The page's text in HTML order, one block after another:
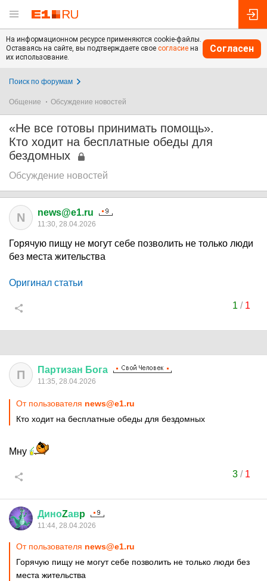
На информационном ресурсе применяются cookie-файлы.
Оставаясь на сайте, вы подтверждаете свое согласие на
их использование.
Согласен
Поиск по форумам
Общение Обсуждение новостей
«Не все готовы принимать помощь».
Кто ходит на бесплатные обеды для
бездомных
Обсуждение новостей
N news@e1.ru
11:30, 28.04.2026
Горячую пищу не могут себе позволить не только люди
без места жительства
Оригинал статьи
1 / 1
П Партизан Бога
11:35, 28.04.2026
От пользователя news@e1.ru
Кто ходит на бесплатные обеды для бездомных
Мну
3/ 1
ДиноZавp
11:44, 28.04.2026
От пользователя news@e1.ru
Горячую пищу не могут себе позволить не только люди без
места жительства